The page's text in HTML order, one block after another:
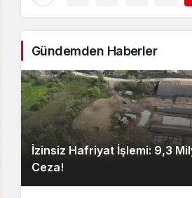
Gündemden Haberler
İzinsiz Hafriyat İşlemi: 9,3
Ceza!